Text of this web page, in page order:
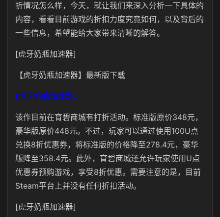
折情况怎么样，今天，就让我们来深入分析一下具体的
内容，看看目前游戏的折扣力度究竟如何，以及背后的
一些信息，希望能给大家带来清晰的解答。
[虎牙奶瓶加速器]
【虎牙奶瓶加速器】最新版下载
[虎牙奶瓶加速器]
该作目前在育碧商城有打折活动。标准版原价348元，
豪华版原价448元。不过，玩家可以通过使用100U点
兑换8折优惠券，将标准版的价格降至278.4元，豪华
版降至358.4元。此外，育碧商城还允许玩家使用U点
优惠券预购游戏，享受8折优惠。需要注意的是，目前
Steam平台上并没有任何折扣活动。
[虎牙奶瓶加速器]